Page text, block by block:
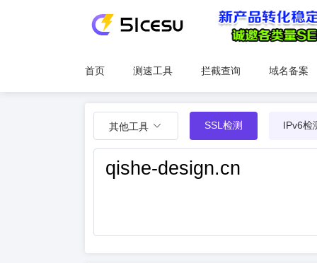
首页 测速工具 拦截查询 域名备案
其他工具 SSL检测 IPv6检